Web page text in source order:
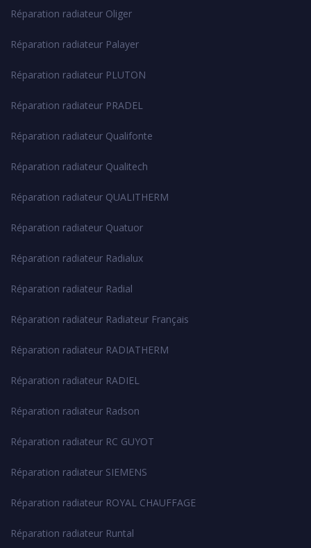
Réparation radiateur Oliger
Réparation radiateur Palayer
Réparation radiateur PLUTON
Réparation radiateur PRADEL
Réparation radiateur Qualifonte
Réparation radiateur Qualitech
Réparation radiateur QUALITHERM
Réparation radiateur Quatuor
Réparation radiateur Radialux
Réparation radiateur Radial
Réparation radiateur Radiateur Français
Réparation radiateur RADIATHERM
Réparation radiateur RADIEL
Réparation radiateur Radson
Réparation radiateur RC GUYOT
Réparation radiateur SIEMENS
Réparation radiateur ROYAL CHAUFFAGE
Réparation radiateur Runtal